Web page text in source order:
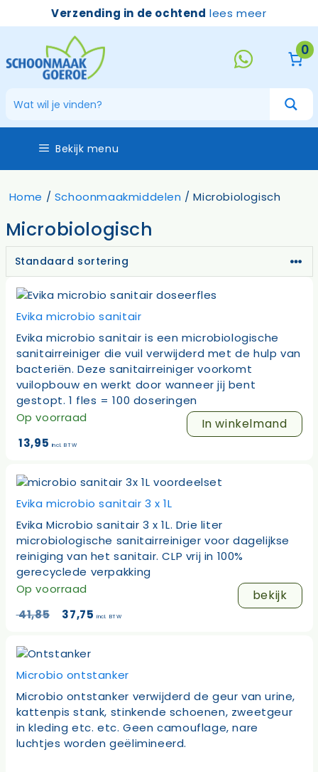
Verzending in de ochtend lees meer
0
Bekijk menu
Home / Schoonmaakmiddelen / Microbiologisch
Microbiologisch
Evika microbio sanitair
Evika microbio sanitair is een microbiologische
sanitairreiniger die vuil verwijderd met de hulp van
bacteriën. Deze sanitairreiniger voorkomt
vuilopbouw en werkt door wanneer jij bent
gestopt. 1 fles = 100 doseringen
Op voorraad
In winkelmand
13,95 incl. BTW
Evika microbio sanitair 3 x 1L
Evika Microbio sanitair 3 x 1L. Drie liter
microbiologische sanitairreiniger voor dagelijkse
reiniging van het sanitair. CLP vrij in 100%
gerecyclede verpakking
Op voorraad
bekijk
41,85
Oorspronkelijke
41,85.
37,75 Huidige
incl. BTW
Microbio ontstanker
Microbio ontstanker verwijderd de geur van urine,
kattenpis stank, stinkende schoenen, zweetgeur
in kleding etc. etc. Geen camouflage, nare
luchtjes worden geëlimineerd.